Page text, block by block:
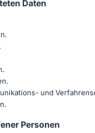
Daten
und
Personen